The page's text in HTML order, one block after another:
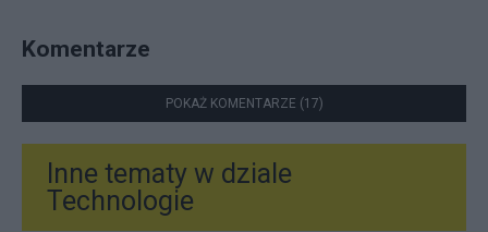
Komentarze
POKAŻ KOMENTARZE (17)
Inne tematy w dziale
Technologie